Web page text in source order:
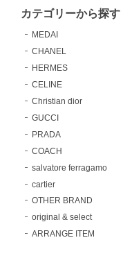
カテゴリーから探す
MEDAI
CHANEL
HERMES
CELINE
Christian dior
GUCCI
PRADA
COACH
salvatore ferragamo
cartier
OTHER BRAND
original & select
ARRANGE ITEM